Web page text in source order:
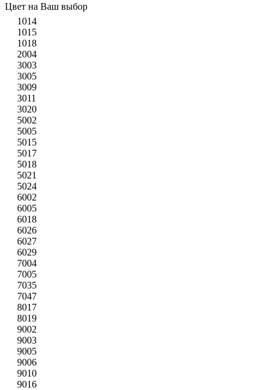
Цвет на Ваш выбор
1014
1015
1018
2004
3003
3005
3009
3011
3020
5002
5005
5015
5017
5018
5021
5024
6002
6005
6018
6026
6027
6029
7004
7005
7035
7047
8017
8019
9002
9003
9005
9006
9010
9016